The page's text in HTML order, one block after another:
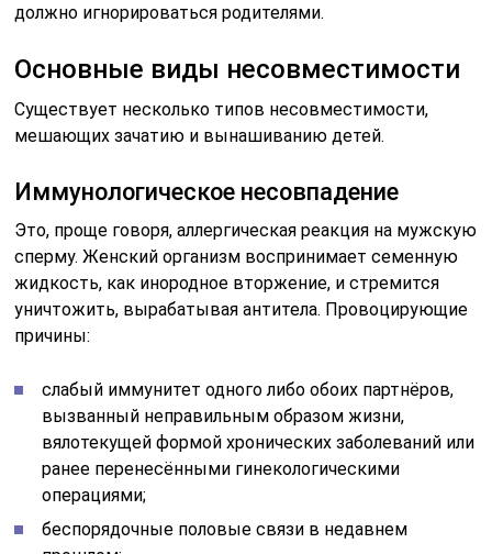
должно игнорироваться родителями.
Основные виды несовместимости
Существует несколько типов несовместимости,
мешающих зачатию и вынашиванию детей.
Иммунологическое несовпадение
Это, проще говоря, аллергическая реакция на мужскую
сперму. Женский организм воспринимает семенную
жидкость, как инородное вторжение, и стремится
уничтожить, вырабатывая антитела. Провоцирующие
причины:
слабый иммунитет одного либо обоих партнёров,
вызванный неправильным образом жизни,
вялотекущей формой хронических заболеваний или
ранее перенесёнными гинекологическими
операциями;
беспорядочные половые связи в недавнем